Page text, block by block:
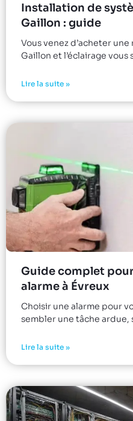
Installation de
Gaillon : guide
Vous venez d’acheter
Gaillon et l’éclairage vous
Lire la suite »
Guide complet
alarme à Évreux
Choisir une alarme pour
sembler une tâche ardue,
Lire la suite »